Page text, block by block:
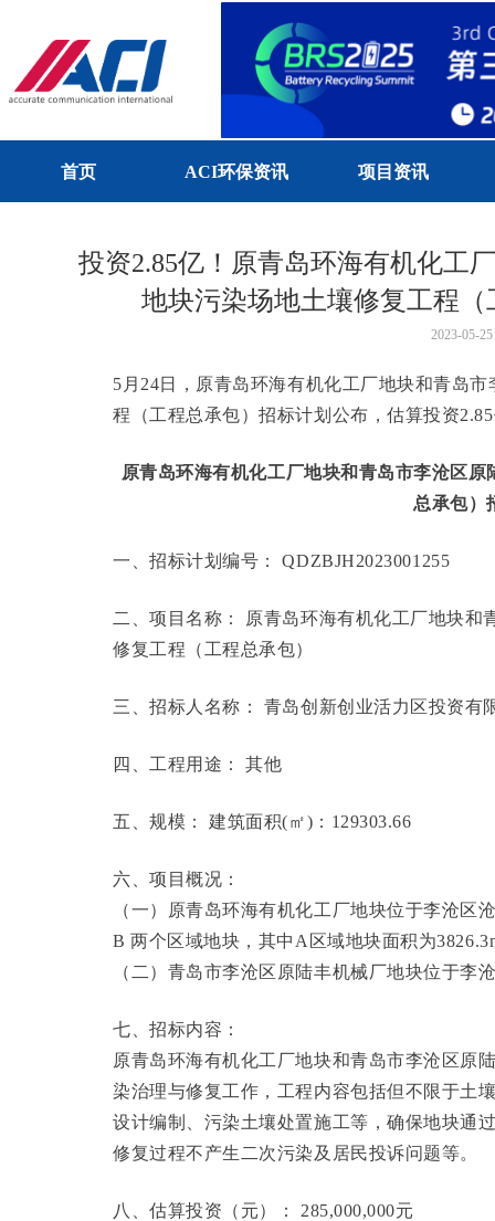
首页 ACI环保资讯 项目资讯
投资2.85亿！原青岛环海有机化工
地块污染场地土壤修复工程
5月24日，原青岛环海有机化工厂地块和青岛
程（工程总承包）招标计划公布，估算投资
原青岛环海有机化工厂地块和青岛市李沧区
总承包）
一、招标计划编号： QDZBJH2023001255
二、项目名称： 原青岛环海有机化工厂地块
修复工程（工程总承包）
三、招标人名称： 青岛创新创业活力区投资有
四、工程用途： 其他
五、规模： 建筑面积(㎡)：129303.66
六、项目概况：
（一）原青岛环海有机化工厂地块位于李沧区
B 两个区域地块，其中A区域地块面积为
（二）青岛市李沧区原陆丰机械厂地块位于李
七、招标内容：
原青岛环海有机化工厂地块和青岛市李沧区原
染治理与修复工作，工程内容包括但不限于土
设计编制、污染土壤处置施工等，确保地块通
修复过程不产生二次污染及居民投诉问题等。
八、估算投资（元）： 285,000,000元
2023-05-25